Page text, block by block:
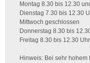
Montag 8.30 bis 12.30
Dienstag 7.30 bis 12.30
Mittwoch geschlossen
Donnerstag 8.30 bis
Freitag 8.30 bis 12.30 Uhr
Hinweis: Bei sehr